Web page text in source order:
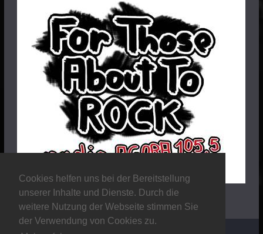
Cookies helfen uns bei der Bereitstellung
unserer Inhalte und Dienste. Durch die
weitere Nutzung der Webseite stimmen Sie
der Verwendung von Cookies zu.